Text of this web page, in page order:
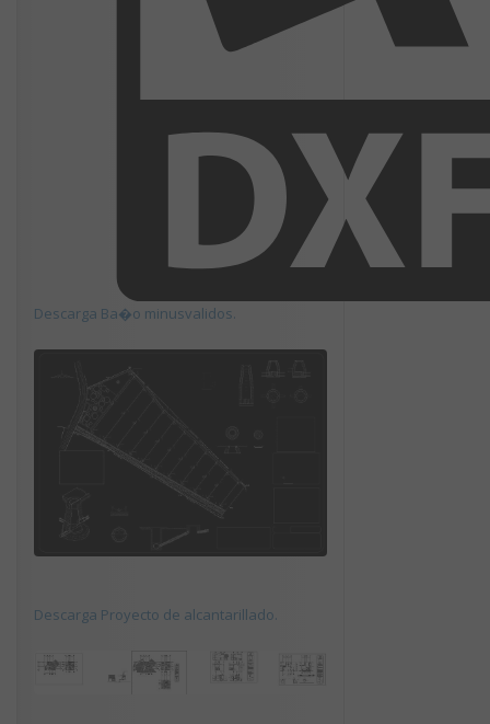
Descarga Ba�o minusvalidos.
Descarga Proyecto de alcantarillado.